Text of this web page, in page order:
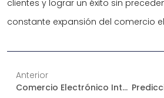
clientes y lograr un éxito sin
constante expansión del comercio
Anterior
Comercio Electrónico Inteligente: Cómo Los Chatbots Pueden Aumentar Sus Conversiones